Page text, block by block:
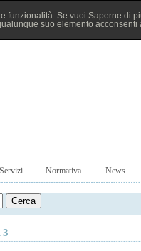
funzionalità. Se vuoi Saperne di
suo elemento acconsenti
Servizi Normativa News